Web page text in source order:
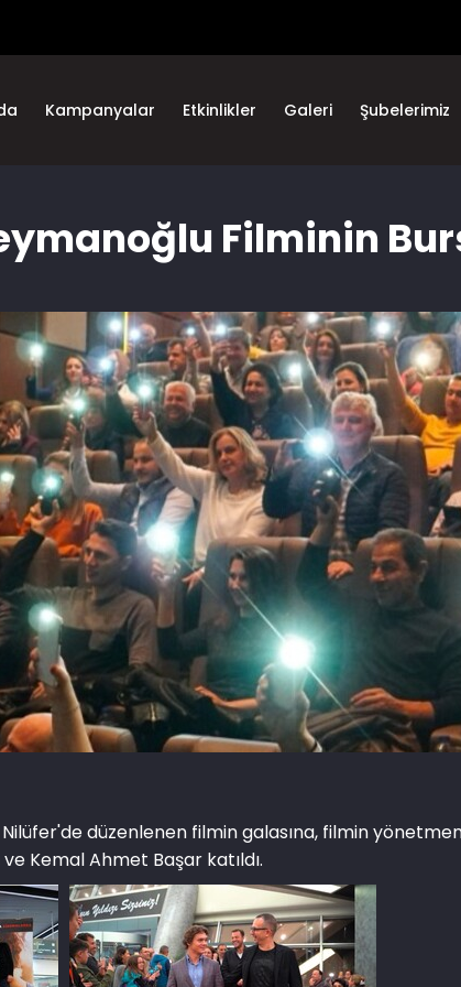
Kampanyalar Etkinlikler Galeri Şubelerimiz
Filminin
düzenlenen filmin galasına, filmin
Kemal Ahmet Başar katıldı.